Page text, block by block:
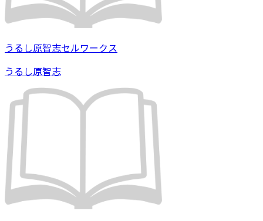
うるし原智志セルワークス
うるし原智志